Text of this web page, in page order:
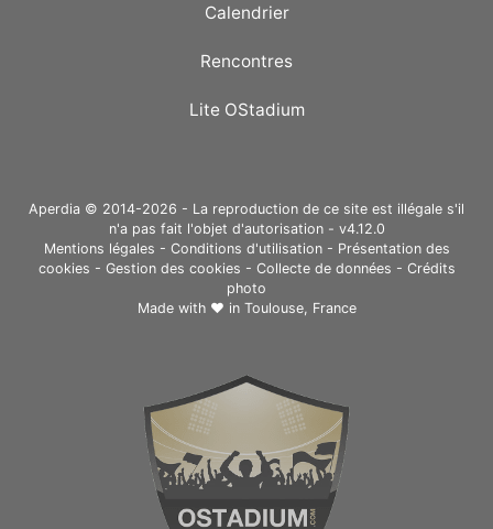
Calendrier
Rencontres
Lite OStadium
Aperdia © 2014-2026 - La reproduction de ce site est illégale s'il
n'a pas fait l'objet d'autorisation - v4.12.0
Mentions légales - Conditions d'utilisation- Présentation des
cookies - Gestion des cookies - Collecte de données - Crédits
photo
Made with ❤ in Toulouse, France